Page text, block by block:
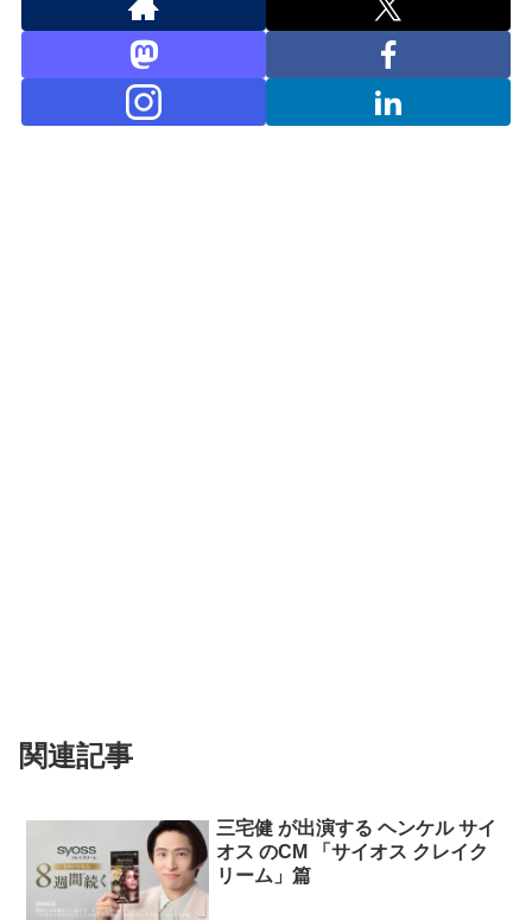
関連記事
三宅健 が出演する ヘンケル サイ
オス のCM 「サイオス クレイク
リーム」篇